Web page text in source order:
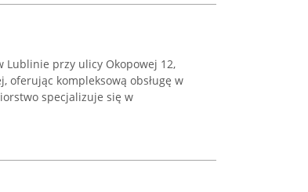
Lublinie przy ulicy Okopowej 12,
oferując kompleksową obsługę w
specjalizuje się w